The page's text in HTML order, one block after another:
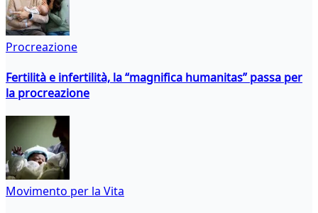
Procreazione
Fertilità e infertilità, la “magnifica humanitas” passa per
la procreazione
Movimento per la Vita